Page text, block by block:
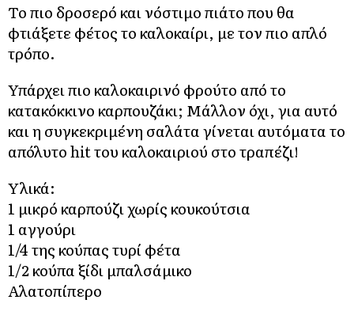
Το πιο δροσερό και νόστιμο πιάτο που θα
φτιάξετε φέτος το καλοκαίρι, με τον πιο απλό
τρόπο.
Υπάρχει πιο καλοκαιρινό φρούτο από το
κατακόκκινο καρπουζάκι; Μάλλον όχι, για αυτό
και η συγκεκριμένη σαλάτα γίνεται αυτόματα το
απόλυτο hit του καλοκαιριού στο τραπέζι!
Υλικά:
1 μικρό καρπούζι χωρίς κουκούτσια
1 αγγούρι
1/4 της κούπας τυρί φέτα
1/2 κούπα ξίδι μπαλσάμικο
Αλατοπίπερο